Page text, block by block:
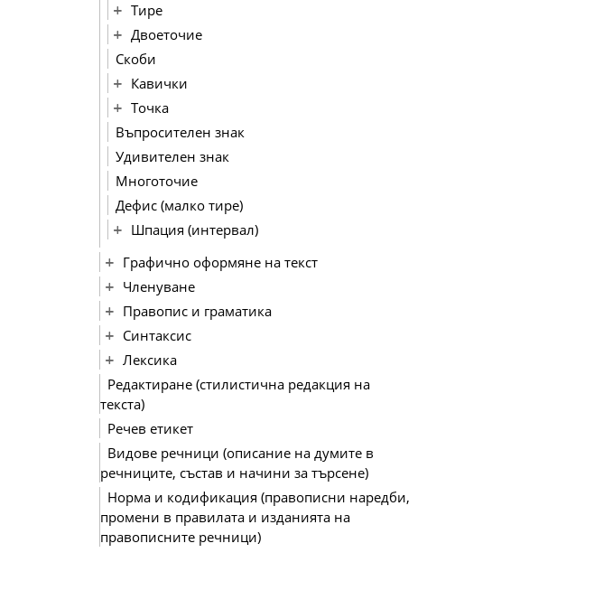
Тире
Двоеточие
Скоби
Кавички
Точка
Въпросителен знак
Удивителен знак
Многоточие
Дефис (малко тире)
Шпация (интервал)
Графично оформяне на текст
Членуване
Правопис и граматика
Синтаксис
Лексика
Редактиране (стилистична редакция на
текста)
Речев етикет
Видове речници (описание на думите в
речниците, състав и начини за търсене)
Норма и кодификация (правописни наредби,
промени в правилата и изданията на
правописните речници)